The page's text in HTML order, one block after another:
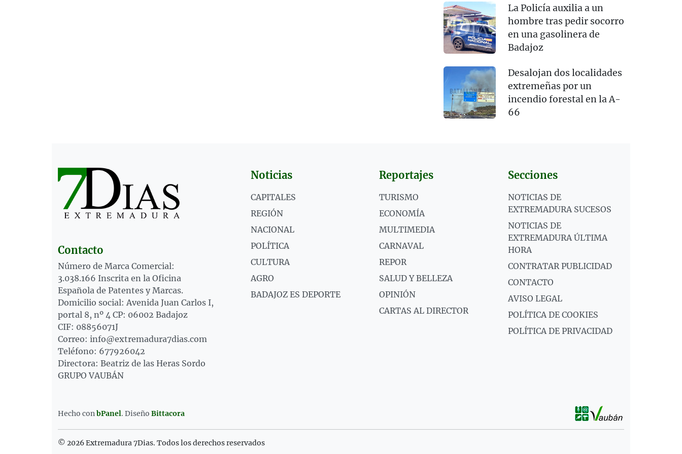
La Policía auxilia a un
hombre tras pedir socorro
en una gasolinera de
Badajoz
Desalojan dos localidades
extremeñas por un
incendio forestal en la A-
66
Contacto
Número de Marca Comercial:
3.038.166 Inscrita en la Oficina
Española de Patentes y Marcas.
Domicilio social: Avenida Juan Carlos I,
portal 8, nº 4 CP: 06002 Badajoz
CIF: 08856071J
Correo: info@extremadura7dias.com
Teléfono: 677926042
Directora: Beatriz de las Heras Sordo
GRUPO VAUBÁN
Noticias
CAPITALES
REGIÓN
NACIONAL
POLÍTICA
CULTURA
AGRO
BADAJOZ ES DEPORTE
Reportajes
TURISMO
ECONOMÍA
MULTIMEDIA
CARNAVAL
REPOR
SALUD Y BELLEZA
OPINIÓN
CARTAS AL DIRECTOR
Secciones
NOTICIAS DE
EXTREMADURA SUCESOS
NOTICIAS DE
EXTREMADURA ÚLTIMA
HORA
CONTRATAR PUBLICIDAD
CONTACTO
AVISO LEGAL
POLÍTICA DE COOKIES
POLÍTICA DE PRIVACIDAD
Hecho con bPanel. Diseño Bittacora
© 2026 Extremadura 7Dias. Todos los derechos reservados